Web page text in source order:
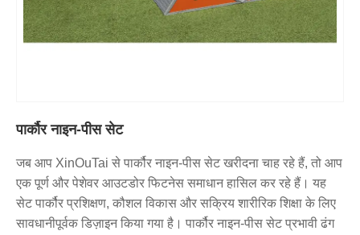
पार्कौर नाइन-पीस सेट
जब आप XinOuTai से पार्कौर नाइन-पीस सेट खरीदना चाह रहे हैं, तो आप
एक पूर्ण और पेशेवर आउटडोर फिटनेस समाधान हासिल कर रहे हैं। यह
सेट पार्कौर प्रशिक्षण, कौशल विकास और सक्रिय शारीरिक शिक्षा के लिए
सावधानीपूर्वक डिज़ाइन किया गया है। पार्कौर नाइन-पीस सेट प्रभावी ढंग